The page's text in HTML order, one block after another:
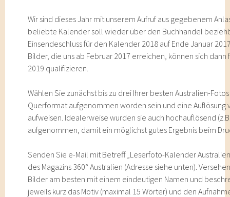
Wir sind dieses Jahr mit unserem Aufruf aus gegebenem
beliebte Kalender soll wieder über den Buchhandel
Einsendeschluss für den Kalender 2018 auf Ende Januar
Bilder, die uns ab Februar 2017 erreichen, können sich
2019 qualifizieren.
Wählen Sie zunächst bis zu drei Ihrer besten Australien-
Querformat aufgenommen worden sein und eine Auflösung
aufweisen. Idealerweise wurden sie auch hochauflösend
aufgenommen, damit ein möglichst gutes Ergebnis beim
Senden Sie e-Mail mit Betreff „Leserfoto-Kalender
des Magazins 360° Australien (Adresse siehe unten).
Bilder am besten mit einem eindeutigen Namen und
jeweils kurz das Motiv (maximal 15 Wörter) und den